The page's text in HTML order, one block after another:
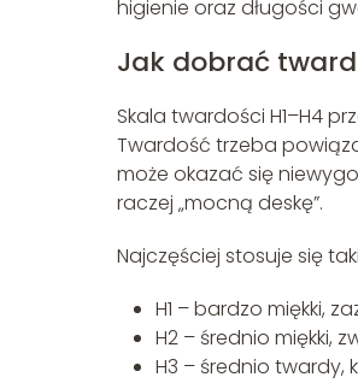
higienie oraz długości
Jak dobrać
Skala twardości H1–H4
Twardość trzeba
może okazać się
raczej „mocną deskę”.
Najczęściej stosuje się
H1 – bardzo miękki,
H2 – średnio miękki,
H3 – średnio twardy,